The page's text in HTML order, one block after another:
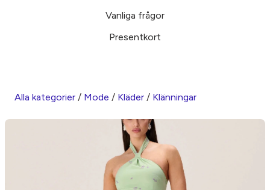
Vanliga frågor
Presentkort
Alla kategorier / Mode / Kläder / Klänningar